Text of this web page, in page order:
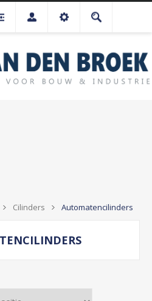
Cilinders Automatencilinders